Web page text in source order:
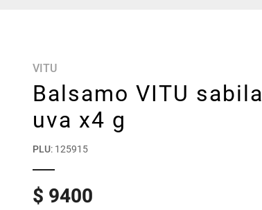
VITU
Balsamo VITU sabila
uva x4 g
PLU: 125915
$ 9400